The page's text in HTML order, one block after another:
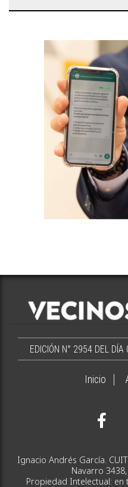
EDICIÓN N° 2954
Inicio
Ignacio Andrés García.
Navarro 3438,
Propiedad Intelectual: